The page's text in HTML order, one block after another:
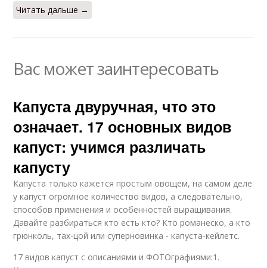
Читать дальше →
Вас может заинтересовать
Капуста двуручная, что это
означает. 17 основных видов
капуст: учимся различать
капусту
Капуста только кажется простым овощем, на самом деле
у капуст огромное количество видов, а следовательно,
способов применения и особенностей выращивания.
Давайте разбираться кто есть кто? Кто романеско, а кто
грюнколь, тах-цой или суперновинка - капуста-кейлетс.
17 видов капуст с описаниями и ФОТОграфиями:1.